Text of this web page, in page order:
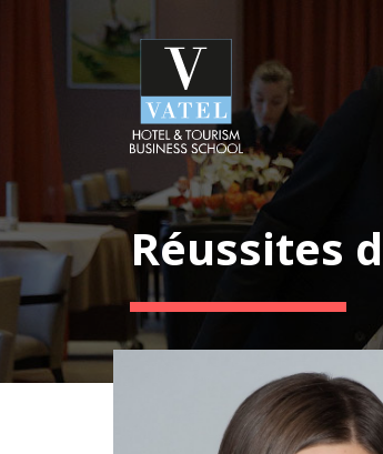
Réussites